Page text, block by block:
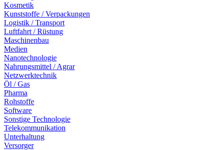
Kosmetik
Kunststoffe / Verpackungen
Logistik / Transport
Luftfahrt / Rüstung
Maschinenbau
Medien
Nanotechnologie
Nahrungsmittel / Agrar
Netzwerktechnik
Öl / Gas
Pharma
Rohstoffe
Software
Sonstige Technologie
Telekommunikation
Unterhaltung
Versorger